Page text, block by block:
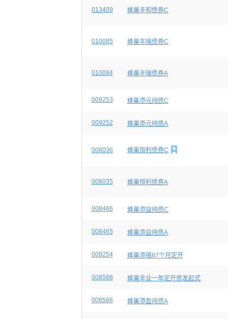
013409 蜂巢丰和债券C
010085 蜂巢丰瑞债券C
010084 蜂巢丰瑞债券A
009253 蜂巢添元纯债C
009252 蜂巢添元纯债A
008036 蜂巢恒利债券C 
008035 蜂巢恒利债券A
008466 蜂巢添益纯债C
008465 蜂巢添益纯债A
009254 蜂巢添禧87个月定开
008568 蜂巢丰业一年定开债发起式
008566 蜂巢添盈纯债A